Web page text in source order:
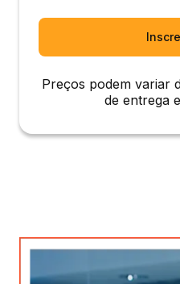
Preços podem variar
de entrega